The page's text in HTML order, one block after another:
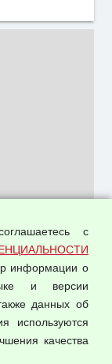
с
информации о
и версии
данных об
используются
качества